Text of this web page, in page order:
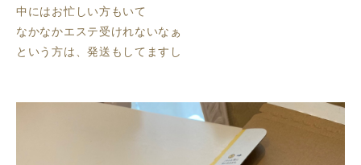
中にはお忙しい方もいて
なかなかエステ受けれないなぁ
という方は、発送もしてますし